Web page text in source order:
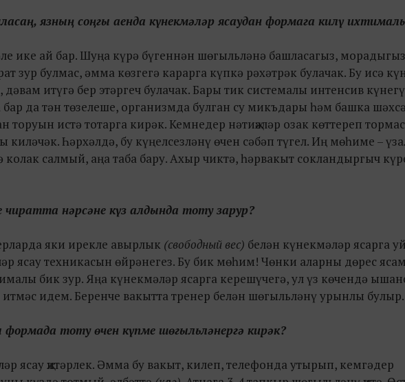
язның соңгы аенда күнекмәләр ясаудан формага килү
ике ай бар. Шуңа күрә бүгеннән шөгыльләнә башласагыз,
зур булмас, әмма көзгегә карарга күпкә рәхәтрәк булачак. Бу исә
итүгә бер этәргеч булачак. Бары тик системалы интенсив
да тән төзелеше, организмда булган су микъдары һәм башка
истә тотарга кирәк. Кемнедер нәтиҗәләр озак көттереп
киләчәк. Һәрхәлдә, бу күңелсезләнү өчен сәбәп түгел. Иң мөһиме –
салмый, аңа таба бару. Ахыр чиктә, һәрвакыт сокландыргыч
чиратта нәрсәне күз алдында тоту зарур?
яки ирекле авырлык (свободный вес) белән күнекмәләр ясарга
ясау техникасын өйрәнегез. Бу бик мөһим! Чөнки аларны дөрес
бик зур. Яңа күнекмәләр ясарга керешүчегә, ул үз көчендә
идем. Беренче вакытта тренер белән шөгыльләнү урынлы булыр.
тоту өчен күпме шөгыльләнергә кирәк?
ясау җитәрлек. Әмма бу вакыт, килеп, телефонда утырып, кемгәдер